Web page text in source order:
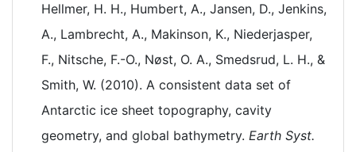
Hellmer, H. H., Humbert, A., Jansen, D., Jenkins,
A., Lambrecht, A., Makinson, K., Niederjasper,
F., Nitsche, F.-O., Nøst, O. A., Smedsrud, L. H., &
Smith, W. (2010). A consistent data set of
Antarctic ice sheet topography, cavity
geometry, and global bathymetry. Earth Syst.